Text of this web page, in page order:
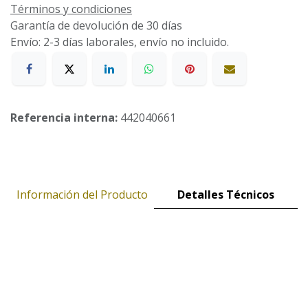
Términos y condiciones
Garantía de devolución de 30 días
Envío: 2-3 días laborales, envío no incluido.
Referencia interna: 442040661
Información del Producto Detalles Técnicos